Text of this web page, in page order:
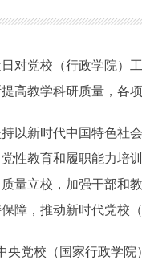
党校（行政学院）
高教学科研质量，各
新时代中国特色社
性教育和履职能力培
量立校，加强干部和
障，推动新时代党校
党校（国家行政学院